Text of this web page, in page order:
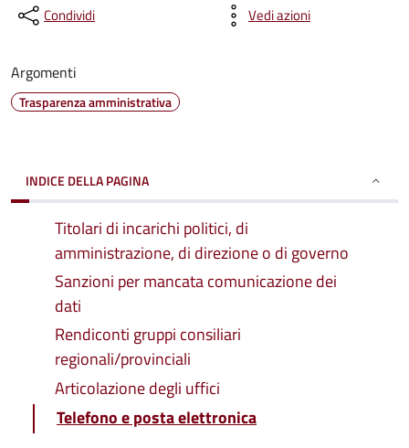
Condividi Vedi azioni
Argomenti
Trasparenza amministrativa
INDICE DELLA PAGINA
Titolari di incarichi politici, di
amministrazione, di direzione o di governo
Sanzioni per mancata comunicazione dei
dati
Rendiconti gruppi consiliari
regionali/provinciali
Articolazione degli uffici
Telefono e posta elettronica